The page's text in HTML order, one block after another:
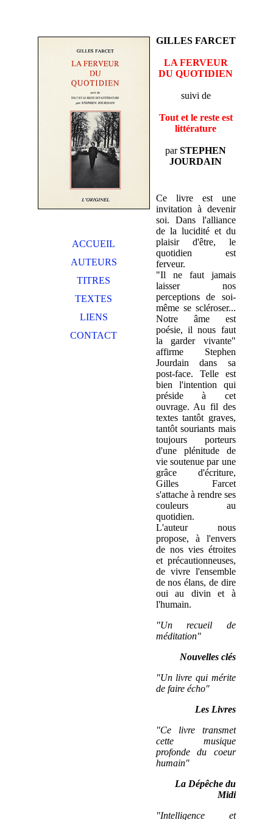
ACCUEIL
AUTEURS
TITRES
TEXTES
LIENS
CONTACT
GILLES FARCET
LA FERVEUR
DU QUOTIDIEN
suivi de
Tout et le reste est
littérature
parSTEPHEN
JOURDAIN
Ce livre est une
invitation à devenir
soi. Dans l'alliance
de la lucidité et du
plaisir d'être, le
quotidien est
ferveur.
"Il ne faut jamais
laisser nos
perceptions de soi-
même se scléroser...
Notre âme est
poésie, il nous faut
la garder vivante"
affirme Stephen
Jourdain dans sa
post-face. Telle est
bien l'intention qui
préside à cet
ouvrage. Au fil des
textes tantôt graves,
tantôt souriants mais
toujours porteurs
d'une plénitude de
vie soutenue par une
grâce d'écriture,
Gilles Farcet
s'attache à rendre ses
couleurs au
quotidien.
L'auteur nous
propose, à l'envers
de nos vies étroites
et précautionneuses,
de vivre l'ensemble
de nos élans, de dire
oui au divin et à
l'humain.
"Un recueil de
méditation"
Nouvelles clés
"Un livre qui mérite
de faire écho"
Les Livres
"Ce livre transmet
cette musique
profonde du coeur
humain"
La Dépêche du
Midi
"Intelligence et